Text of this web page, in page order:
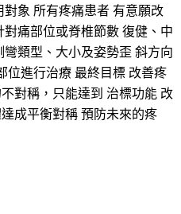
象 所有疼痛患者 有意願改
痛部位或脊椎節數 復健、中
類型、大小及姿勢歪 斜方向
位進行治療 最終目標 改善疼
對稱，只能達到 治標功能 改
成平衡對稱 預防未來的疼